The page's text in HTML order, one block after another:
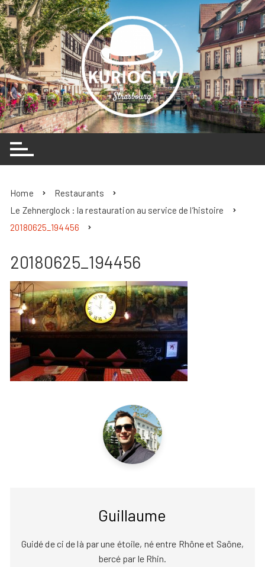
Skip
to
content
Home
Restaurants
Le Zehnerglock : la restauration au service de l’histoire
20180625_194456
20180625_194456
Guillaume
Guidé de ci de là par une étoile, né entre Rhône et Saône,
bercé par le Rhin.